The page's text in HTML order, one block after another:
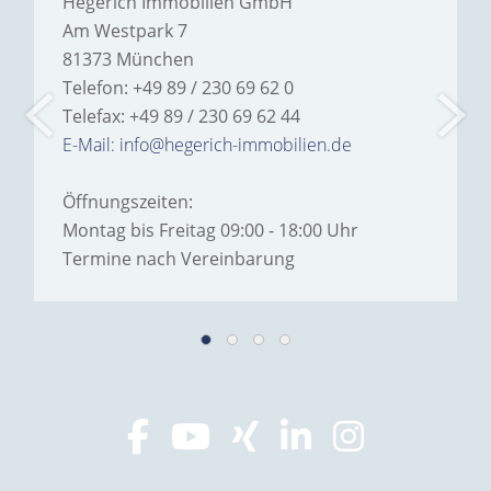
Am Westpark 7
81373 München
Telefon: +49 89 / 230 69 62 0
Telefax: +49 89 / 230 69 62 44
E-Mail: info@hegerich-immobilien.de
Öffnungszeiten:
Montag bis Freitag 09:00 - 18:00 Uhr
Termine nach Vereinbarung